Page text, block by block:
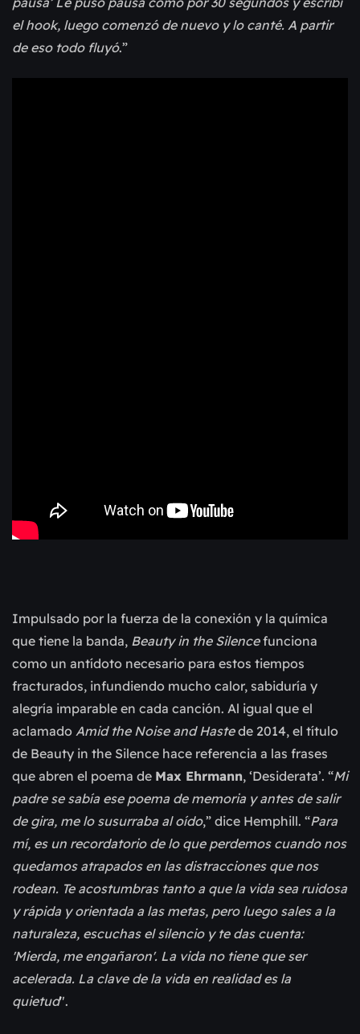
el hook, luego comenzó de nuevo y lo canté. A partir
de eso todo fluyó.”
Impulsado por la fuerza de la conexión y la química
que tiene la banda, Beauty in the Silencefunciona
como un antídoto necesario para estos tiempos
fracturados, infundiendo mucho calor, sabiduría y
alegría imparable en cada canción. Al igual que el
aclamado Amid the Noise and Hastede 2014, el título
de Beauty in the Silence hace referencia a las frases
que abren el poema de Max Ehrmann, ‘Desiderata’. “Mi
padre se sabía ese poema de memoria y antes de salir
de gira, me lo susurraba al oído,” dice Hemphill. “Para
mí, es un recordatorio de lo que perdemos cuando nos
quedamos atrapados en las distracciones que nos
rodean. Te acostumbras tanto a que la vida sea ruidosa
y rápida y orientada a las metas, pero luego sales a la
naturaleza, escuchas el silencio y te das cuenta:
'Mierda, me engañaron'. La vida no tiene que ser
acelerada. La clave de la vida en realidad es la
quietud".